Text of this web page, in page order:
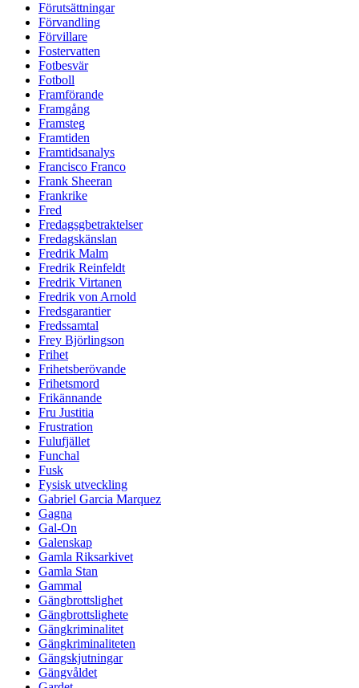
Förutsättningar
Förvandling
Förvillare
Fostervatten
Fotbesvär
Fotboll
Framförande
Framgång
Framsteg
Framtiden
Framtidsanalys
Francisco Franco
Frank Sheeran
Frankrike
Fred
Fredagsgbetraktelser
Fredagskänslan
Fredrik Malm
Fredrik Reinfeldt
Fredrik Virtanen
Fredrik von Arnold
Fredsgarantier
Fredssamtal
Frey Björlingson
Frihet
Frihetsberövande
Frihetsmord
Frikännande
Fru Justitia
Frustration
Fulufjället
Funchal
Fusk
Fysisk utveckling
Gabriel Garcia Marquez
Gagna
Gal-On
Galenskap
Gamla Riksarkivet
Gamla Stan
Gammal
Gängbrottslighet
Gängbrottslighete
Gängkriminalitet
Gängkriminaliteten
Gängskjutningar
Gängvåldet